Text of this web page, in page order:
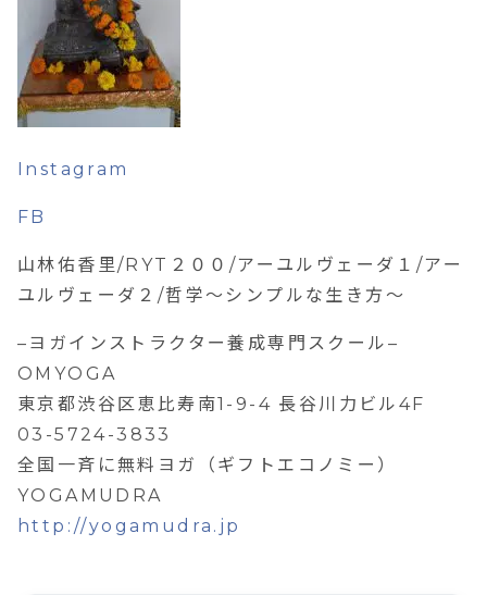
Instagram
FB
山林佑香里/RYT２００/アーユルヴェーダ１/アー
ユルヴェーダ２/哲学～シンプルな生き方～
–ヨガインストラクター養成専門スクール–
OMYOGA
東京都渋谷区恵比寿南1-9-4 長谷川力ビル4F
03-5724-3833
全国一斉に無料ヨガ（ギフトエコノミー）
YOGAMUDRA
http://yogamudra.jp